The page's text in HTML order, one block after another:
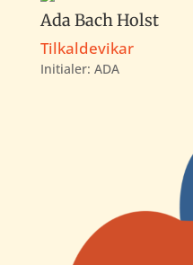
Ada Bach Holst
Tilkaldevikar
Initialer: ADA